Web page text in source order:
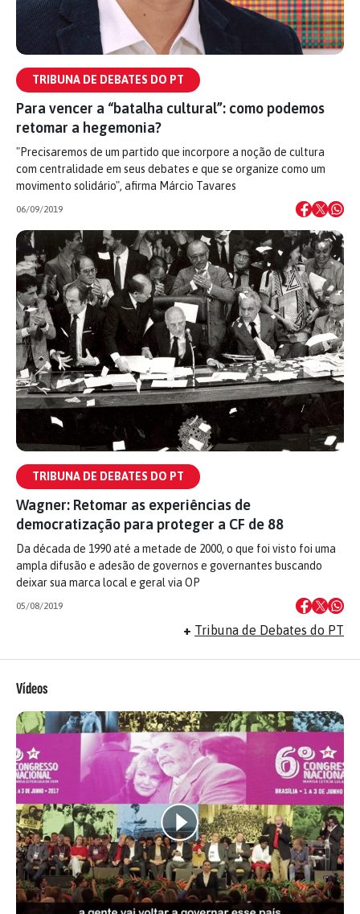
TRIBUNA DE DEBATES DO PT
Para vencer a “batalha cultural”: como podemos
retomar a hegemonia?
"Precisaremos de um partido que incorpore a noção de cultura
com centralidade em seus debates e que se organize como um
movimento solidário", afirma Márcio Tavares
06/09/2019
TRIBUNA DE DEBATES DO PT
Wagner: Retomar as experiências de
democratização para proteger a CF de 88
Da década de 1990 até a metade de 2000, o que foi visto foi uma
ampla difusão e adesão de governos e governantes buscando
deixar sua marca local e geral via OP
05/08/2019
+ Tribuna de Debates do PT
Vídeos